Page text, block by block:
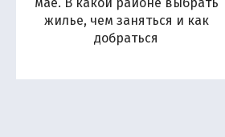
мае. В какой районе выбрать
жилье, чем заняться и как
добраться